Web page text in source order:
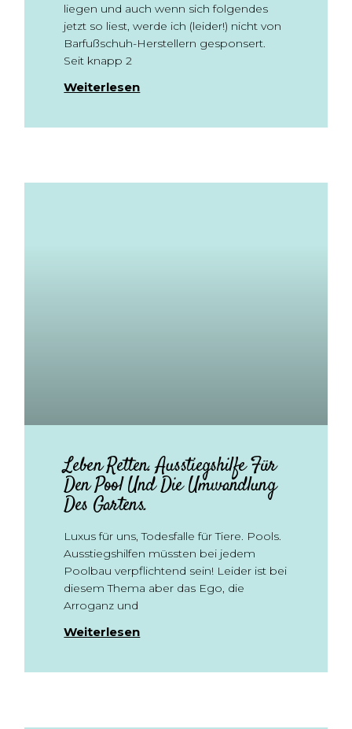
liegen und auch wenn sich folgendes
jetzt so liest, werde ich (leider!) nicht von
Barfußschuh-Herstellern gesponsert.
Seit knapp 2
Weiterlesen
Leben Retten. Ausstiegshilfe Für
Den Pool Und Die Umwandlung
Des Gartens.
Luxus für uns, Todesfalle für Tiere. Pools.
Ausstiegshilfen müssten bei jedem
Poolbau verpflichtend sein! Leider ist bei
diesem Thema aber das Ego, die
Arroganz und
Weiterlesen